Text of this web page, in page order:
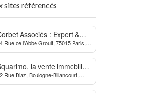
sites référencés
Associés : Expert &
des Dirigeants
Rue de l'Abbé Groult, 75015 Paris,
la vente immobilière
qui dynamise les
Rue Diaz, Boulogne-Billancourt,